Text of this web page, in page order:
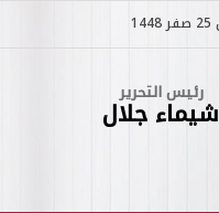
رئيس التحرير
شيماء جلال